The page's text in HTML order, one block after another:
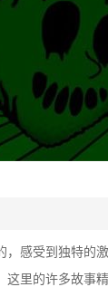
感受到独特的
里的许多故事精